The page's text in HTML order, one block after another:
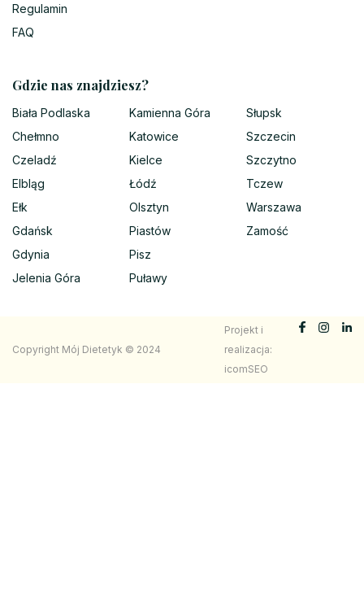
Regulamin
FAQ
Gdzie nas znajdziesz?
Biała Podlaska
Chełmno
Czeladź
Elbląg
Ełk
Gdańsk
Gdynia
Jelenia Góra
Kamienna Góra
Katowice
Kielce
Łódź
Olsztyn
Piastów
Pisz
Puławy
Słupsk
Szczecin
Szczytno
Tczew
Warszawa
Zamość
Copyright Mój Dietetyk © 2024
Projekt i
realizacja:
icomSEO